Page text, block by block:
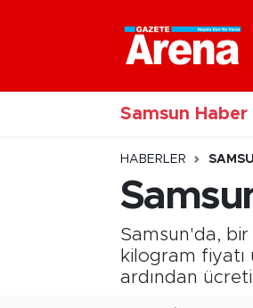
Samsun Haber
HABERLER
Samsun'da,
kilogram fiyatı
ardından
Nöbetçi Eczaneler
Hava Durumu
Samsun Namaz Vakitleri
Trafik Durumu
Süper Lig Puan Durumu ve